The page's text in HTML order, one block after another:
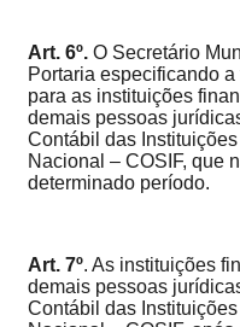
Art. 6º. O Secretário
Portaria especificando
para as instituições
demais pessoas
Contábil das
Nacional – COSIF, que
determinado período.
Art. 7º. As instituições
demais pessoas
Contábil das